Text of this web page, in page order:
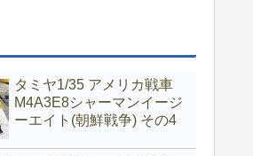
タミヤ1/35 アメリカ戦車
M4A3E8シャーマンイージ
ーエイト(朝鮮戦争) その4